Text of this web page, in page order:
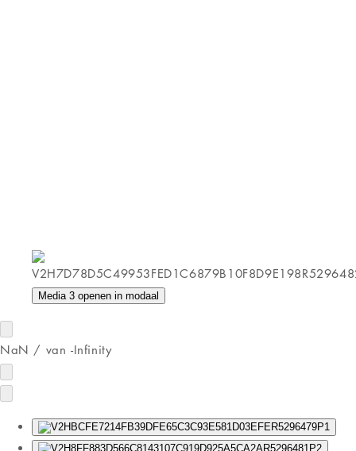
Media 3 openen in modaal
NaN / van -Infinity